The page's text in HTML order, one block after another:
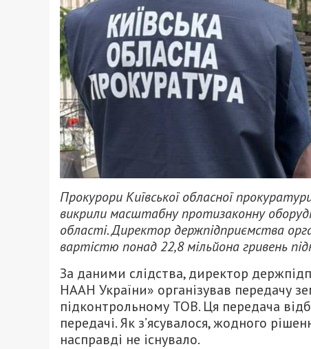
Прокурори Київської обласної
викрили масштабну протизаконну
області. Директор держпідприємства
вартістю понад 22,8 мільйона гривень
За даними слідства, директор
НААН України» організував передачу
підконтрольному ТОВ. Ця передача
передачі. Як з’ясувалося, жодного
насправді не існувало.